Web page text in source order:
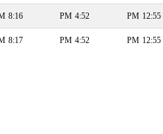
12:55 PM
4:52 PM
8:16 PM
12:55 PM
4:52 PM
8:17 PM